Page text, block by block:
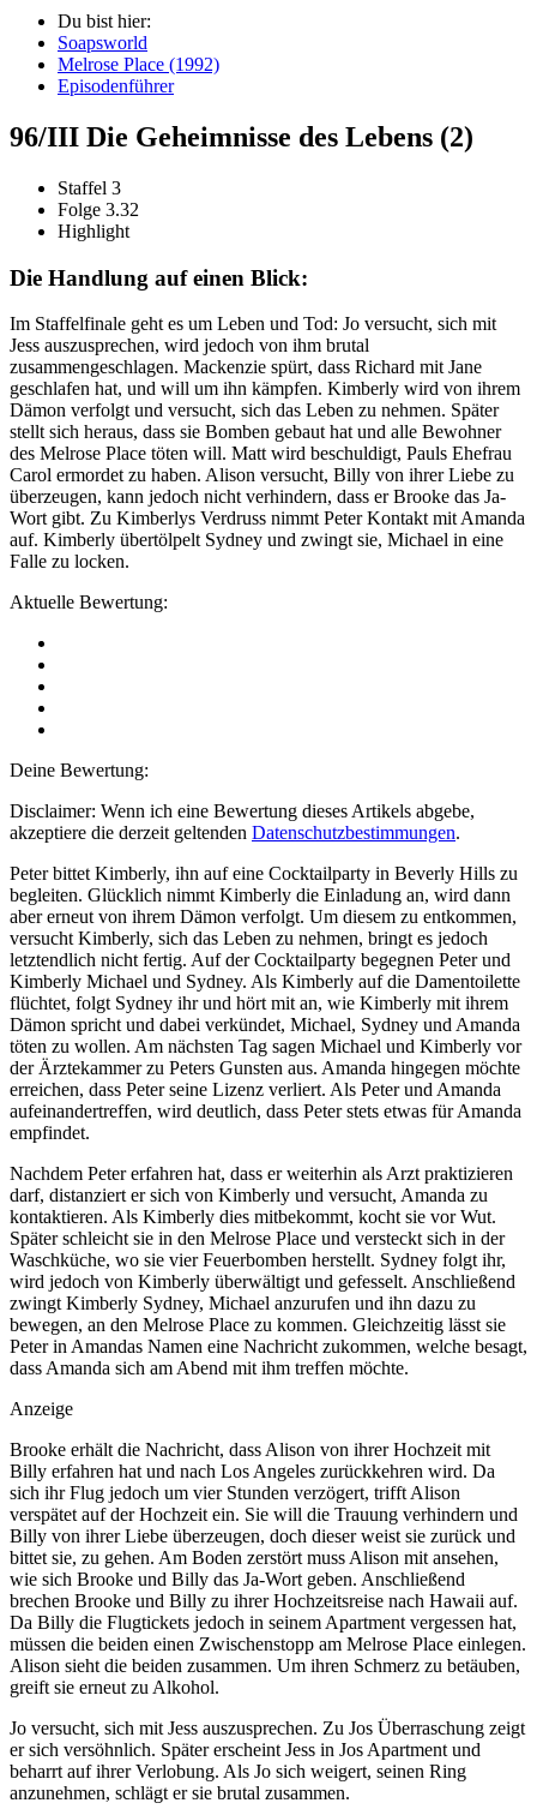
Du bist hier:
Soapsworld
Melrose Place (1992)
Episodenführer
96/III Die Geheimnisse des Lebens (2)
Staffel 3
Folge 3.32
Highlight
Die Handlung auf einen Blick:
Im Staffelfinale geht es um Leben und Tod: Jo versucht, sich mit
Jess auszusprechen, wird jedoch von ihm brutal
zusammengeschlagen. Mackenzie spürt, dass Richard mit Jane
geschlafen hat, und will um ihn kämpfen. Kimberly wird von ihrem
Dämon verfolgt und versucht, sich das Leben zu nehmen. Später
stellt sich heraus, dass sie Bomben gebaut hat und alle Bewohner
des Melrose Place töten will. Matt wird beschuldigt, Pauls Ehefrau
Carol ermordet zu haben. Alison versucht, Billy von ihrer Liebe zu
überzeugen, kann jedoch nicht verhindern, dass er Brooke das Ja-
Wort gibt. Zu Kimberlys Verdruss nimmt Peter Kontakt mit Amanda
auf. Kimberly übertölpelt Sydney und zwingt sie, Michael in eine
Falle zu locken.
Aktuelle Bewertung:
Deine Bewertung:
Disclaimer: Wenn ich eine Bewertung dieses Artikels abgebe,
akzeptiere die derzeit geltenden Datenschutzbestimmungen.
Peter bittet Kimberly, ihn auf eine Cocktailparty in Beverly Hills zu
begleiten. Glücklich nimmt Kimberly die Einladung an, wird dann
aber erneut von ihrem Dämon verfolgt. Um diesem zu entkommen,
versucht Kimberly, sich das Leben zu nehmen, bringt es jedoch
letztendlich nicht fertig. Auf der Cocktailparty begegnen Peter und
Kimberly Michael und Sydney. Als Kimberly auf die Damentoilette
flüchtet, folgt Sydney ihr und hört mit an, wie Kimberly mit ihrem
Dämon spricht und dabei verkündet, Michael, Sydney und Amanda
töten zu wollen. Am nächsten Tag sagen Michael und Kimberly vor
der Ärztekammer zu Peters Gunsten aus. Amanda hingegen möchte
erreichen, dass Peter seine Lizenz verliert. Als Peter und Amanda
aufeinandertreffen, wird deutlich, dass Peter stets etwas für Amanda
empfindet.
Nachdem Peter erfahren hat, dass er weiterhin als Arzt praktizieren
darf, distanziert er sich von Kimberly und versucht, Amanda zu
kontaktieren. Als Kimberly dies mitbekommt, kocht sie vor Wut.
Später schleicht sie in den Melrose Place und versteckt sich in der
Waschküche, wo sie vier Feuerbomben herstellt. Sydney folgt ihr,
wird jedoch von Kimberly überwältigt und gefesselt. Anschließend
zwingt Kimberly Sydney, Michael anzurufen und ihn dazu zu
bewegen, an den Melrose Place zu kommen. Gleichzeitig lässt sie
Peter in Amandas Namen eine Nachricht zukommen, welche besagt,
dass Amanda sich am Abend mit ihm treffen möchte.
Anzeige
Brooke erhält die Nachricht, dass Alison von ihrer Hochzeit mit
Billy erfahren hat und nach Los Angeles zurückkehren wird. Da
sich ihr Flug jedoch um vier Stunden verzögert, trifft Alison
verspätet auf der Hochzeit ein. Sie will die Trauung verhindern und
Billy von ihrer Liebe überzeugen, doch dieser weist sie zurück und
bittet sie, zu gehen. Am Boden zerstört muss Alison mit ansehen,
wie sich Brooke und Billy das Ja-Wort geben. Anschließend
brechen Brooke und Billy zu ihrer Hochzeitsreise nach Hawaii auf.
Da Billy die Flugtickets jedoch in seinem Apartment vergessen hat,
müssen die beiden einen Zwischenstopp am Melrose Place einlegen.
Alison sieht die beiden zusammen. Um ihren Schmerz zu betäuben,
greift sie erneut zu Alkohol.
Jo versucht, sich mit Jess auszusprechen. Zu Jos Überraschung zeigt
er sich versöhnlich. Später erscheint Jess in Jos Apartment und
beharrt auf ihrer Verlobung. Als Jo sich weigert, seinen Ring
anzunehmen, schlägt er sie brutal zusammen.